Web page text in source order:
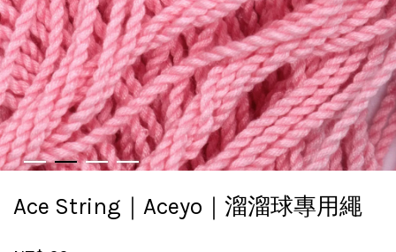
Ace String｜Aceyo｜溜溜球專用繩